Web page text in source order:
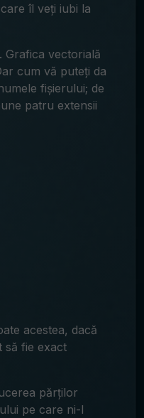
îl veți iubi la
. Grafica vectorială
cum vă puteți da
fișierului; de
patru extensii
acestea, dacă
să fie exact
părților
pe care ni-l